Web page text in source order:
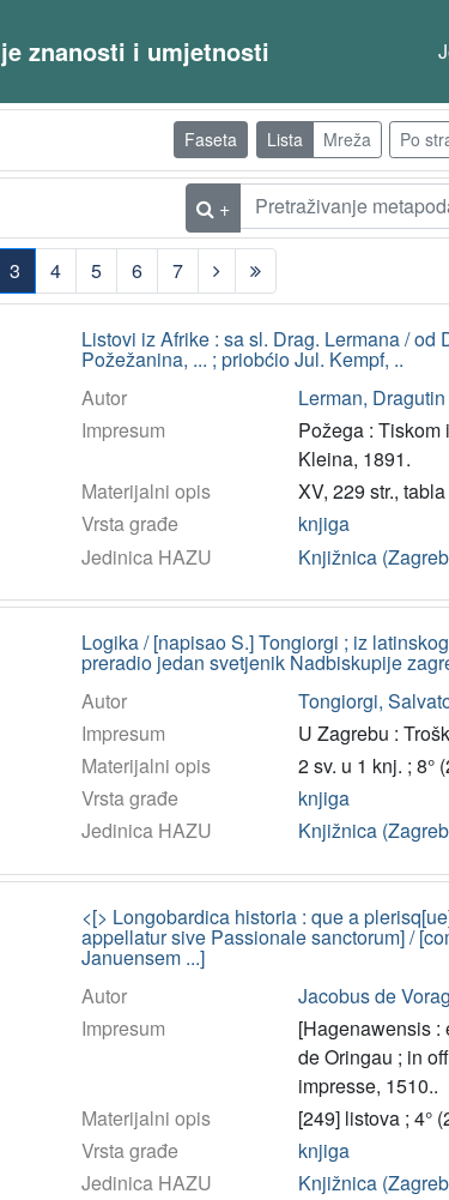
znanosti i umjetnosti
Faseta Lista Mreža Po
+
3
4 5 6
7
Listovi iz Afrike : sa sl. Drag. Lermana / od
Požežanina, ... ; priobćio Jul. Kempf, ..
Autor
Lerman,
Impresum
Požega :
Kleina, 1891.
Materijalni opis
XV, 229 str.,
Vrsta građe
knjiga
Jedinica HAZU
Knjižnica
Logika / [napisao S.] Tongiorgi ; iz
preradio jedan svetjenik Nadbiskupije
Autor
Tongiorgi,
Impresum
U Zagrebu :
Materijalni opis
2 sv. u 1 knj. ; 8°
Vrsta građe
knjiga
Jedinica HAZU
Knjižnica
<[> Longobardica historia : que a
appellatur sive Passionale sanctorum] /
Januensem ...]
Autor
Jacobus de
Impresum
[Hagenawensis :
de Oringau ; in
impresse, 1510..
Materijalni opis
[249] listova ; 4°
Vrsta građe
knjiga
Jedinica HAZU
Knjižnica